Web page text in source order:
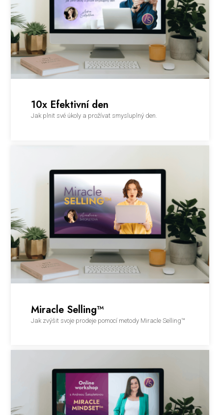
10x Efektivní den
Jak plnit své úkoly a prožívat smysluplný den.
Miracle Selling™
Jak zvýšit svoje prodeje pomocí metody Miracle Selling™